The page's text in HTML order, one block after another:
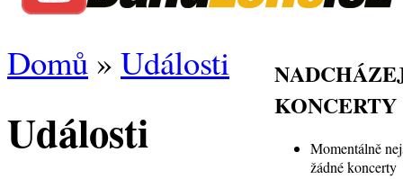
Domů » Události
Události
KONCERTY
Momentálně
žádné koncerty